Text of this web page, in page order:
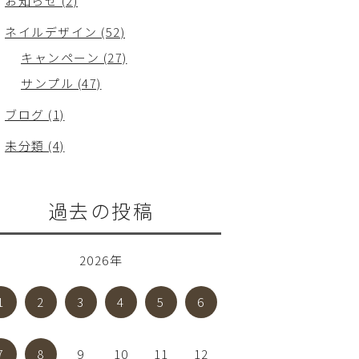
ネイルデザイン (52)
キャンペーン (27)
サンプル (47)
ブログ (1)
未分類 (4)
過去の投稿
2026年
2 3 4 5 6
8 9 10 11 12